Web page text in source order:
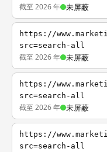
截至 2026 年 未屏蔽
https://
src=search-all
截至 2026 年 未屏蔽
https://
src=search-all
截至 2026 年 未屏蔽
https://
src=search-all